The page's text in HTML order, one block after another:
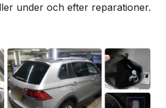
under och efter reparationer.